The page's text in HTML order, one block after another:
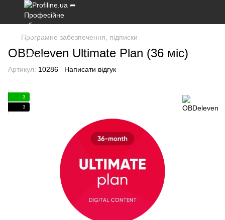
Програмне забезпечення, підписки
OBDeleven Ultimate Plan (36 міс)
Артикул: 10286 Написати відгук
3
3